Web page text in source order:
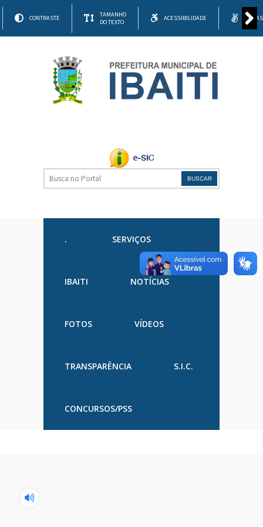
CONTRASTE
TAMANHO
DO TEXTO
ACESSIBILIDADE LIBRAS
BUSCAR
. SERVIÇOS
IBAITI NOTÍCIAS
FOTOS VÍDEOS
TRANSPARÊNCIA S.I.C.
CONCURSOS/PSS